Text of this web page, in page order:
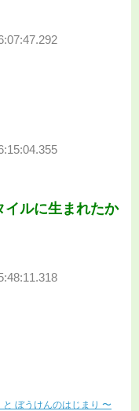
イルに生まれたか
ぼうけんのはじまり 〜